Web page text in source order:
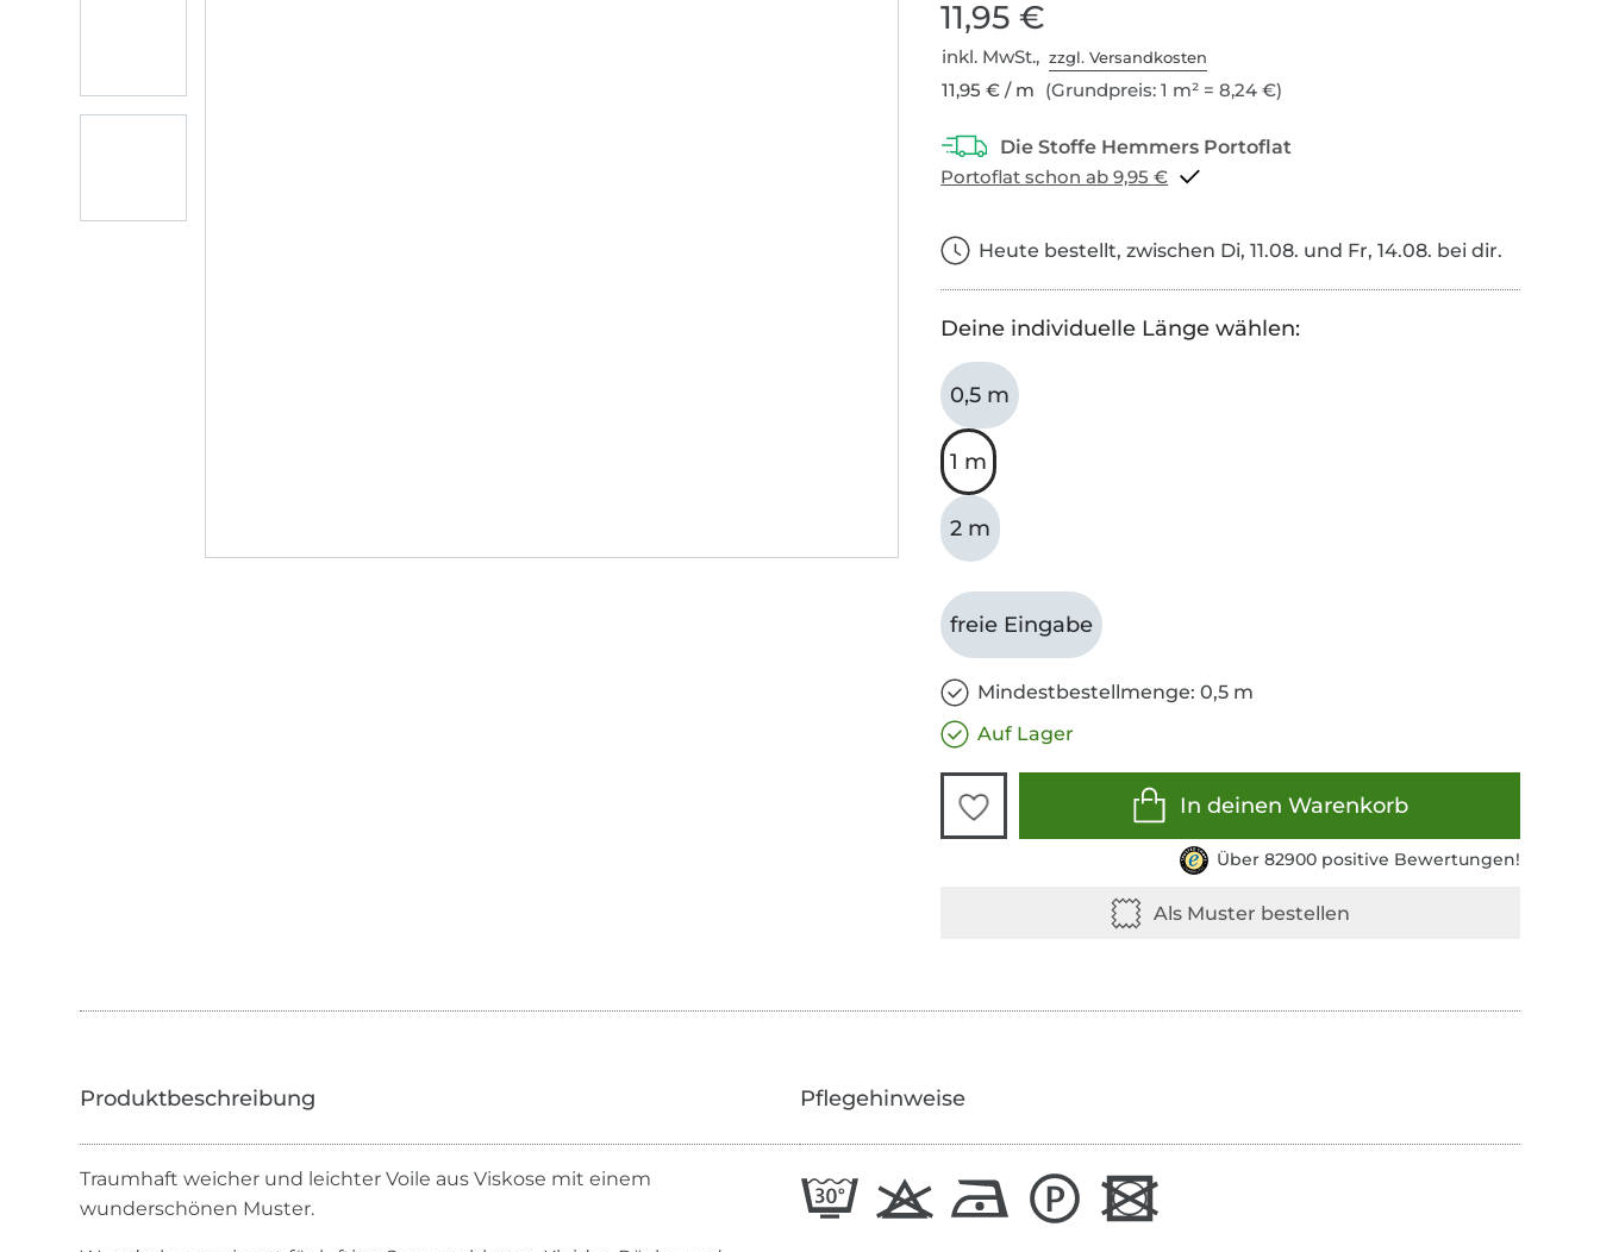
11,95 €
inkl. MwSt.,zzgl. Versandkosten
11,95 € / m (Grundpreis: 1 m² = 8,24 €)
Portoflat schon ab 9,95 €
Heute bestellt, zwischen Di, 11.08. und Fr, 14.08. bei dir.
Deine individuelle Länge wählen:
0,5 m
1 m
2 m
freie Eingabe
Mindestbestellmenge: 0,5 m
Auf Lager
In deinen Warenkorb
Über 82900 positive Bewertungen!
Traumhaft weicher und leichter Voile aus Viskose mit einem
wunderschönen Muster.
Pflegehinweise